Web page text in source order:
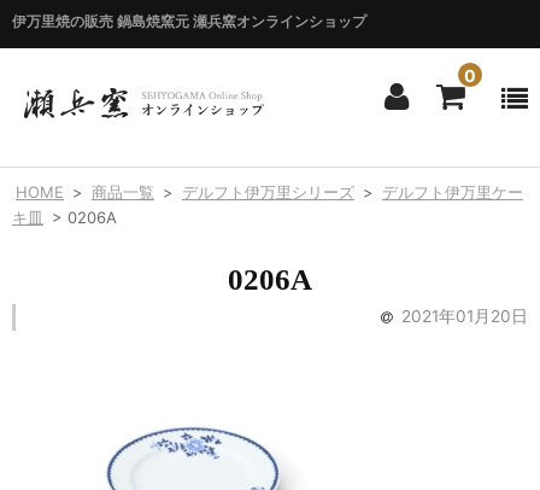
伊万里焼の販売 鍋島焼窯元 瀬兵窯オンラインショップ
0
ホーム
HOME
エマシリーズ
HOME > 商品一覧 > デルフト伊万里シリーズ > デルフト伊万里ケー
キ皿
> 0206A
0206A
2021年01月20日